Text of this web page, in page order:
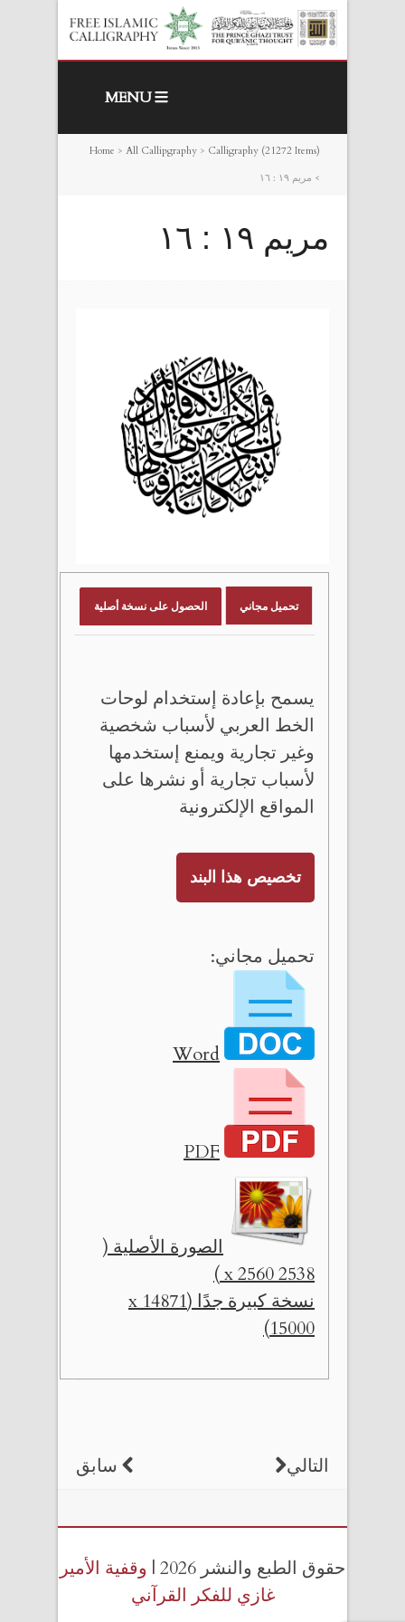
MENU
Home > All Callipgraphy > Calligraphy (21272 Items)
> مريم ١٩ : ١٦
مريم ١٩ : ١٦
تحميل مجاني الحصول على نسخة أصلية
يسمح بإعادة إستخدام لوحات
الخط العربي لأسباب شخصية
وغير تجارية ويمنع إستخدمها
لأسباب تجارية أو نشرها على
المواقع الإلكترونية
تخصيص هذا البند
تحميل مجاني:
Word
PDF
الصورة الأصلية (
2538 x 2560 )
نسخة كبيرة جدًا (14871 x
15000)
سابق التالي
حقوق الطبع والنشر 2026 |
وقفية الأمير
غازي للفكر القرآني